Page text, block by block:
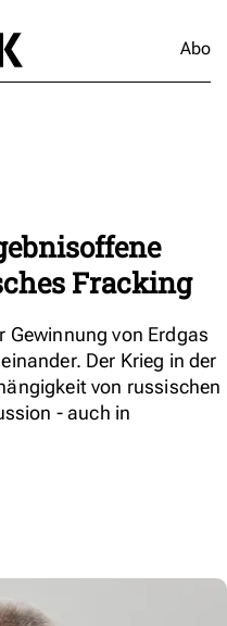
Abo
Fracking
Gewinnung von Erdgas
Der Krieg in der
von russischen
- auch in